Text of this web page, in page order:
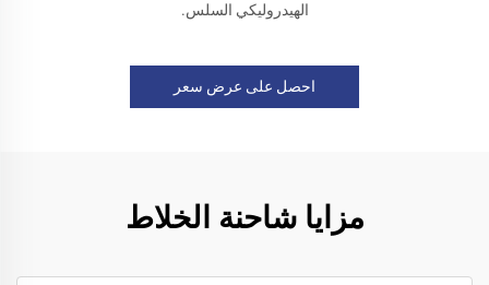
الهيدروليكي السلس.
احصل على عرض سعر
مزايا شاحنة الخلاط